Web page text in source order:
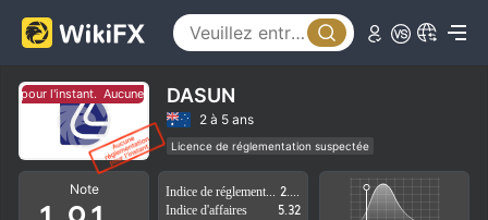
pour l'instant. Aucune réglementation pour l'instant.
DASUN
2 à 5 ans
Licence de réglementation suspectée
Région d'affaires suspectée
Risque élevé potentiel
Note
0
5
6
7
80
Indice d'affaires
5.32